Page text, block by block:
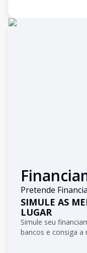
Pretende
SIMULE AS
LUGAR
Simule seu
bancos e consiga a